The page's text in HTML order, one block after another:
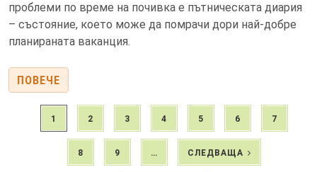
проблеми по време на почивка е пътническата диария
– състояние, което може да помрачи дори най-добре
планираната ваканция.
ПОВЕЧЕ
1 2 3 4 5 6 7
8 9 … СЛЕДВАЩА